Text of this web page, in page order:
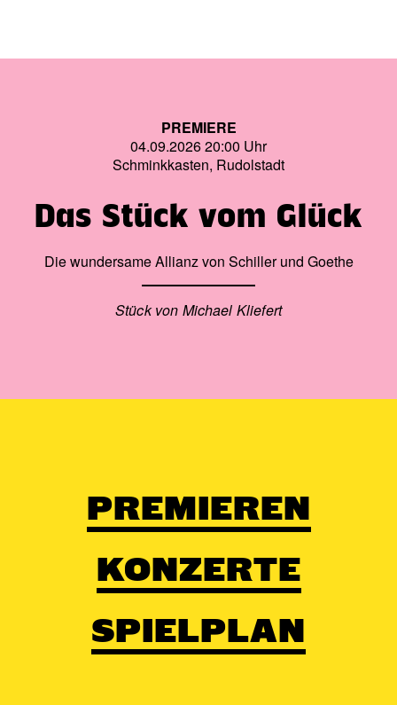
Förderer: Thüringer Ministerium für Bildung, Wissenschaft
PREMIERE
04.09.2026 20:00 Uhr
Schminkkasten, Rudolstadt
Das Stück vom Glück
Die wundersame Allianz von Schiller und Goethe
Stück von Michael Kliefert
PREMIEREN
KONZERTE
SPIELPLAN